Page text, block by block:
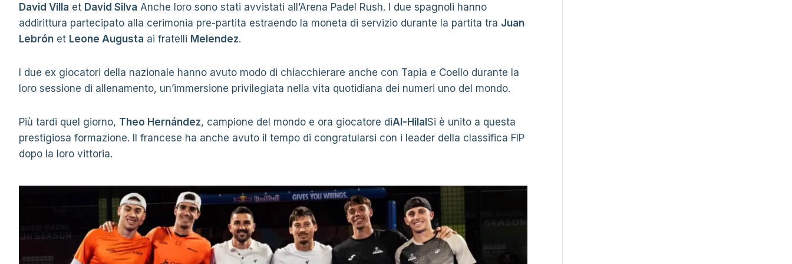
David Villa et David Silva Anche loro sono stati avvistati all’Arena Padel Rush. I due spagnoli hanno
addirittura partecipato alla cerimonia pre-partita estraendo la moneta di servizio durante la partita tra Juan
Lebrón et Leone Augusta ai fratelli Melendez.
I due ex giocatori della nazionale hanno avuto modo di chiacchierare anche con Tapia e Coello durante la
loro sessione di allenamento, un’immersione privilegiata nella vita quotidiana dei numeri uno del mondo.
Più tardi quel giorno, Theo Hernández, campione del mondo e ora giocatore diAl-Hilal Si è unito a questa
prestigiosa formazione. Il francese ha anche avuto il tempo di congratularsi con i leader della classifica FIP
dopo la loro vittoria.